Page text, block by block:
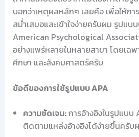
บอกว่าเหตุผลหลักๆ เลยคือ เพื่อให้กา
สม่ำเสมอและเข้าใจง่ายครับผม รูปแ
American Psychological
อย่างแพร่หลายในหลายสาขา โดยเฉพ
ศึกษา และสังคมศาสตร์ครับ
ข้อดีของการใช้รูปแบบ APA
ความชัดเจน:การอ้างอิงในรูปแบบ
ติดตามแหล่งอ้างอิงได้ง่ายขึ้นครับ